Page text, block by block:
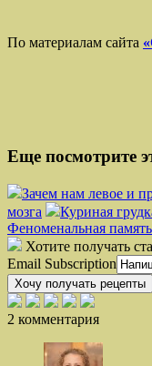
По материалам сайта
Еще посмотрите
Зачем нам левое и
мозга
Куриная
Феноменальная
Хотите получать
Email Subscription
Хочу получать рецепты
2 комментария